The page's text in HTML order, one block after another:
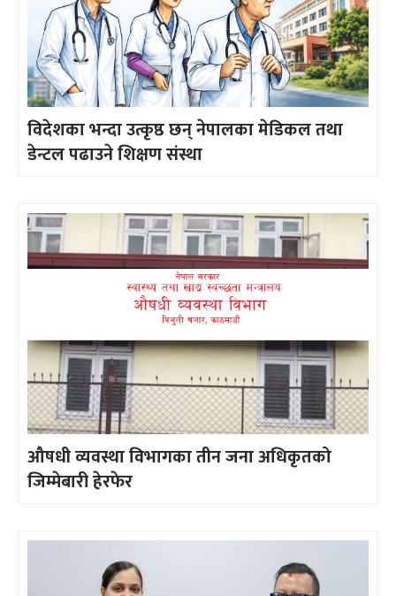
विदेशका भन्दा उत्कृष्ठ छन् नेपालका मेडिकल तथा
डेन्टल पढाउने शिक्षण संस्था
औषधी व्यवस्था विभागका तीन जना अधिकृतको
जिम्मेबारी हेरफेर